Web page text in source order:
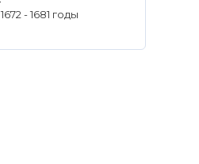
1672 - 1681 годы